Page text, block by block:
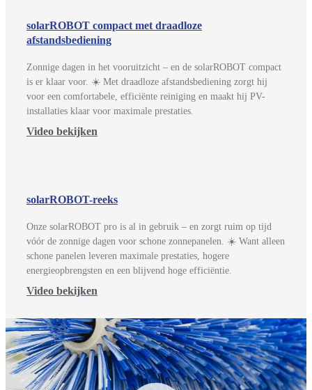
solarROBOT compact met draadloze
afstandsbediening
Zonnige dagen in het vooruitzicht – en de solarROBOT compact
is er klaar voor. ☀️ Met draadloze afstandsbediening zorgt hij
voor een comfortabele, efficiënte reiniging en maakt hij PV-
installaties klaar voor maximale prestaties.
Video bekijken
solarROBOT-reeks
Onze solarROBOT pro is al in gebruik – en zorgt ruim op tijd
vóór de zonnige dagen voor schone zonnepanelen. ☀️ Want alleen
schone panelen leveren maximale prestaties, hogere
energieopbrengsten en een blijvend hoge efficiëntie.
Video bekijken